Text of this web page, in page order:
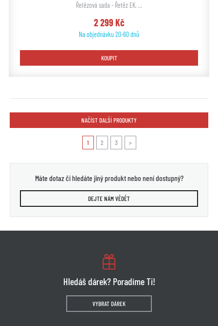
Řetězová sada - Řetěz EK, …
2 299 Kč
Na objednávku 20-60 dnů
KOUPIT
NAČÍST DALŠÍ PRODUKTY
1 2 3 >
Máte dotaz či hledáte jiný produkt nebo není dostupný?
DEJTE NÁM VĚDĚT
Hledáš dárek? Poradíme Ti!
VYBRAT DÁREK